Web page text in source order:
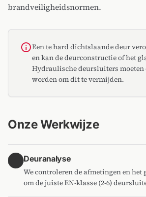
brandveiligheidsnormen.
infoEen te hard dichtslaande deur
en kan de deurconstructie of het
Hydraulische deursluiters moeten
worden om dit te vermijden.
Onze Werkwijze
Deuranalyse
We controleren de afmetingen en het
om de juiste EN-klasse (2-6)